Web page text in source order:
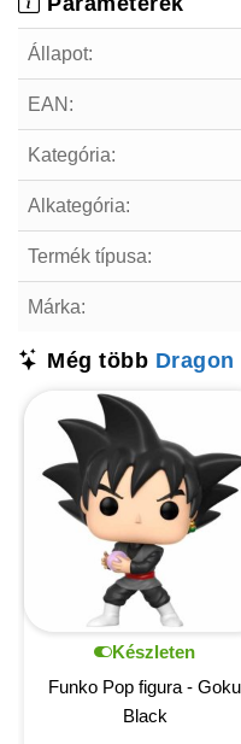
Állapot:
EAN:
Kategória:
Alkategória:
Termék típusa:
Márka:
Még több Dragon
Készleten
Funko Pop figura - Goku
Black